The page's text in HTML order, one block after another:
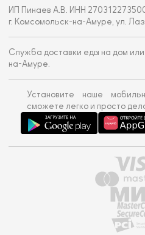
ИП Пинаев А.В. ИНН
г. Комсомольск-на-Амуре, ул.
Служба доставки еды на дом
на-Амуре.
Установите наше
сможете легко и просто